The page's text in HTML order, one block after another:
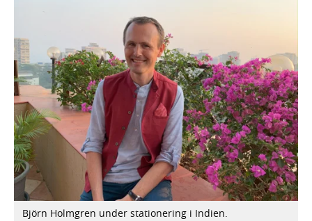
Björn Holmgren under stationering i Indien.